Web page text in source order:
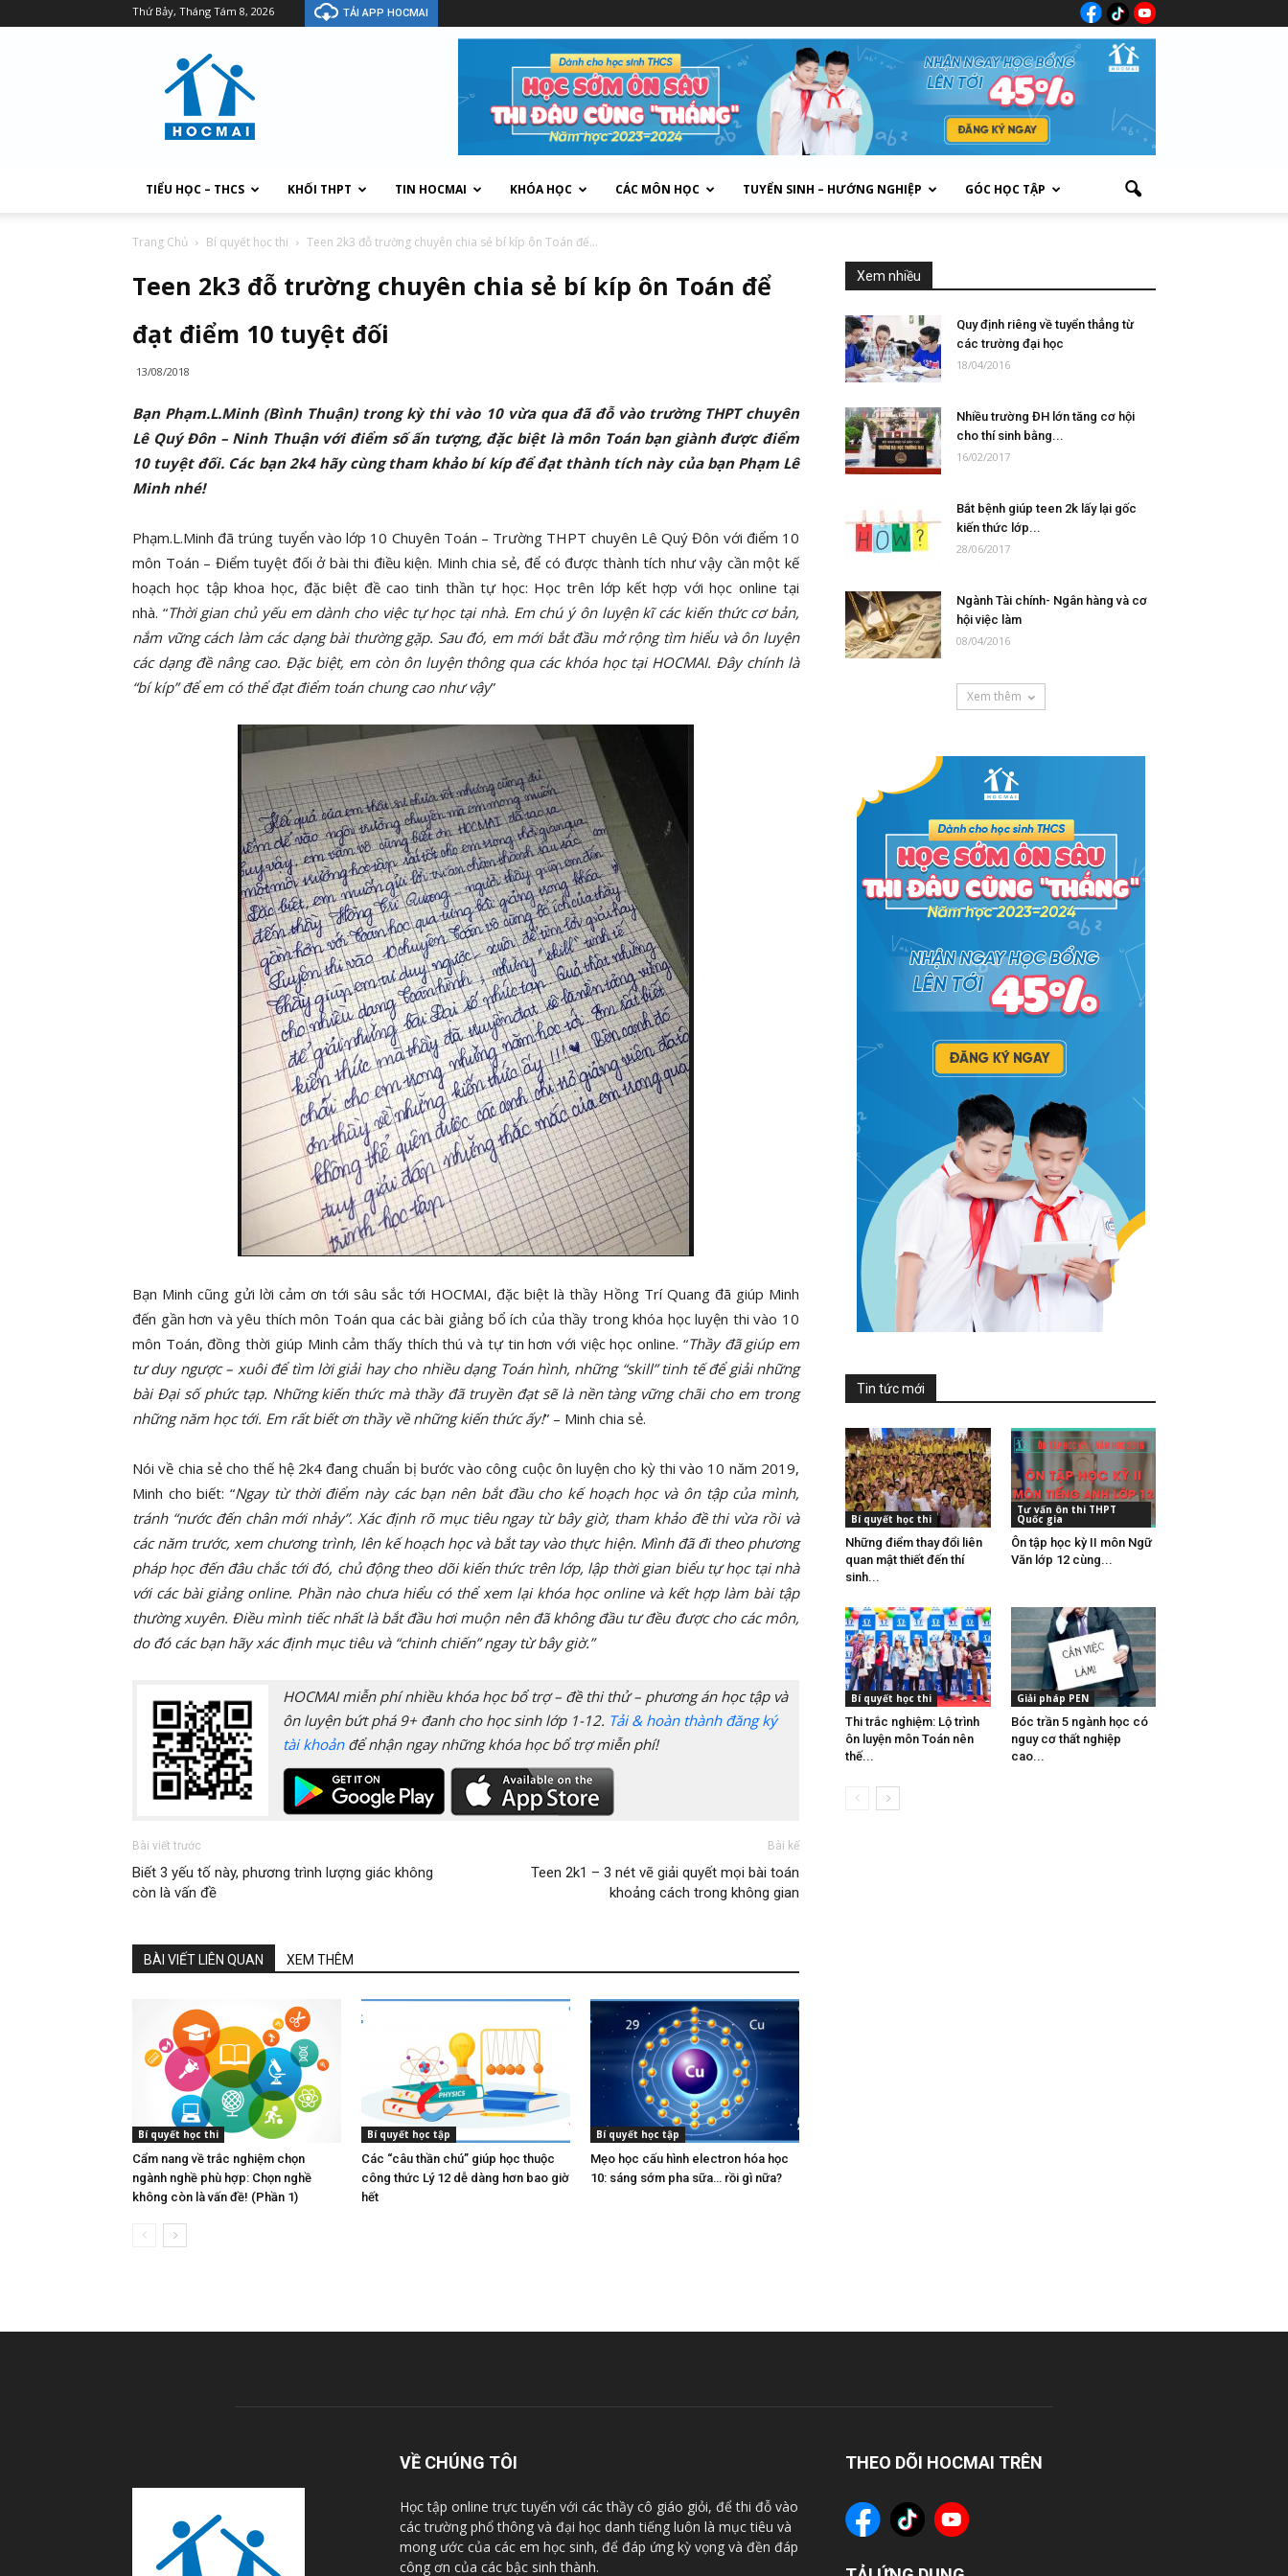
Thứ Bảy, Tháng Tám 8, 2026 TẢI APP HOCMAI
TIỂU HỌC – THCS KHỐI THPT TIN HOCMAI KHÓA HỌC CÁC MÔN HỌC TUYỂN SINH – HƯỚNG NGHIỆP GÓC HỌC TẬP
Trang Chủ Bí quyết học thi Teen 2k3 đỗ trường chuyên chia sẻ bí kíp ôn Toán để...
Teen 2k3 đỗ trường chuyên chia sẻ bí kíp ôn Toán để
đạt điểm 10 tuyệt đối
13/08/2018
Bạn Phạm.L.Minh (Bình Thuận) trong kỳ thi vào 10 vừa qua đã đỗ vào trường THPT chuyên
Lê Quý Đôn – Ninh Thuận với điểm số ấn tượng, đặc biệt là môn Toán bạn giành được điểm
10 tuyệt đối. Các bạn 2k4 hãy cùng tham khảo bí kíp để đạt thành tích này của bạn Phạm Lê
Minh nhé!
Phạm.L.Minh đã trúng tuyển vào lớp 10 Chuyên Toán – Trường THPT chuyên Lê Quý Đôn với điểm 10
môn Toán – Điểm tuyệt đối ở bài thi điều kiện. Minh chia sẻ, để có được thành tích như vậy cần một kế
hoạch học tập khoa học, đặc biệt đề cao tinh thần tự học: Học trên lớp kết hợp với học online tại
nhà. “Thời gian chủ yếu em dành cho việc tự học tại nhà. Em chú ý ôn luyện kĩ các kiến thức cơ bản,
nắm vững cách làm các dạng bài thường gặp. Sau đó, em mới bắt đầu mở rộng tìm hiểu và ôn luyện
các dạng đề nâng cao. Đặc biệt, em còn ôn luyện thông qua các khóa học tại HOCMAI. Đây chính là
“bí kíp” để em có thể đạt điểm toán chung cao như vậy”
Bạn Minh cũng gửi lời cảm ơn tới sâu sắc tới HOCMAI, đặc biệt là thầy Hồng Trí Quang đã giúp Minh
đến gần hơn và yêu thích môn Toán qua các bài giảng bổ ích của thầy trong khóa học luyện thi vào 10
môn Toán, đồng thời giúp Minh cảm thấy thích thú và tự tin hơn với việc học online. “Thầy đã giúp em
tư duy ngược – xuôi để tìm lời giải hay cho nhiều dạng Toán hình, những “skill” tinh tế để giải những
bài Đại số phức tạp. Những kiến thức mà thầy đã truyền đạt sẽ là nền tàng vững chãi cho em trong
những năm học tới. Em rất biết ơn thầy về những kiến thức ấy!” – Minh chia sẻ.
Nói về chia sẻ cho thế hệ 2k4 đang chuẩn bị bước vào công cuộc ôn luyện cho kỳ thi vào 10 năm 2019,
Minh cho biết: “Ngay từ thời điểm này các bạn nên bắt đầu cho kế hoạch học và ôn tập của mình,
tránh “nước đến chân mới nhảy”. Xác định rõ mục tiêu ngay từ bây giờ, tham khảo đề thi vừa rồi và
các năm trước, xem chương trình, lên kế hoạch học và bắt tay vào thực hiện. Mình đã đi theo phương
pháp học đến đâu chắc tới đó, chủ động theo dõi kiến thức trên lớp, lập thời gian biểu tự học tại nhà
với các bài giảng online. Phần nào chưa hiểu có thể xem lại khóa học online và kết hợp làm bài tập
thường xuyên. Điều mình tiếc nhất là bắt đầu hơi muộn nên đã không đầu tư đều được cho các môn,
do đó các bạn hãy xác định mục tiêu và “chinh chiến” ngay từ bây giờ.”
HOCMAI miễn phí nhiều khóa học bổ trợ – đề thi thử – phương án học tập và
ôn luyện bứt phá 9+ đanh cho học sinh lớp 1-12. Tải & hoàn thành đăng ký
tài khoảnđể nhận ngay những khóa học bổ trợ miễn phí!
Bài viết trước
Biết 3 yếu tố này, phương trình lượng giác không
còn là vấn đề
Bài kế
Teen 2k1 – 3 nét vẽ giải quyết mọi bài toán
khoảng cách trong không gian
BÀI VIẾT LIÊN QUAN XEM THÊM
Bí quyết học thi
Cẩm nang về trắc nghiệm chọn
ngành nghề phù hợp: Chọn nghề
không còn là vấn đề! (Phần 1)
Bí quyết học tập
Các “câu thần chú” giúp học thuộc
công thức Lý 12 dễ dàng hơn bao giờ
hết
Bí quyết học tập
Mẹo học cấu hình electron hóa học
10: sáng sớm pha sữa… rồi gì nữa?
Xem nhiều
Quy định riêng về tuyển thẳng từ
các trường đại học
18/04/2016
Nhiều trường ĐH lớn tăng cơ hội
cho thí sinh bằng...
16/02/2017
Bắt bệnh giúp teen 2k lấy lại gốc
kiến thức lớp...
28/06/2017
Ngành Tài chính- Ngân hàng và cơ
hội việc làm
08/04/2016
Xem thêm
Tin tức mới
Bí quyết học thi
Những điểm thay đổi liên
quan mật thiết đến thí
sinh...
Tư vấn ôn thi THPT
Quốc gia
Ôn tập học kỳ II môn Ngữ
Văn lớp 12 cùng...
Bí quyết học thi
Thi trắc nghiệm: Lộ trình
ôn luyện môn Toán nên
thế...
Giải pháp PEN
Bóc trần 5 ngành học có
nguy cơ thất nghiệp
cao...
VỀ CHÚNG TÔI
Học tập online trực tuyến với các thầy cô giáo giỏi, để thi đỗ vào
các trường phổ thông và đại học danh tiếng luôn là mục tiêu và
mong ước của các em học sinh, để đáp ứng kỳ vọng và đền đáp
công ơn của các bậc sinh thành.
THEO DÕI HOCMAI TRÊN